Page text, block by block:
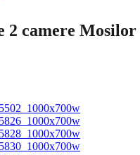
2 camere Mosilor